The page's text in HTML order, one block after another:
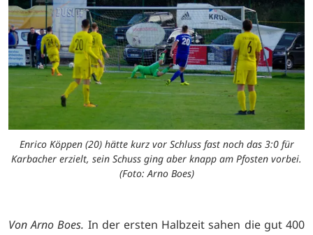
Enrico Köppen (20) hätte kurz vor Schluss fast noch das 3:0 für
Karbacher erzielt, sein Schuss ging aber knapp am Pfosten vorbei.
(Foto: Arno Boes)
Von Arno Boes. In der ersten Halbzeit sahen die gut 400